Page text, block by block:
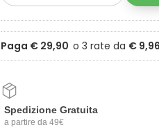
Paga € 29,90
Spedizione Gratuita
a partire da 49€